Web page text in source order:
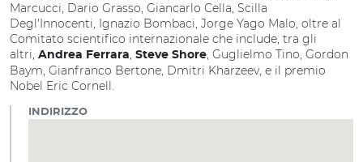
Marcucci, Dario Grasso, Giancarlo Cella, Scilla
Degl'Innocenti, Ignazio Bombaci, Jorge Yago Malo, oltre al
Comitato scientifico internazionale che include, tra gli
altri, Andrea Ferrara, Steve Shore, Guglielmo Tino, Gordon
Baym, Gianfranco Bertone, Dmitri Kharzeev, e il premio
Nobel Eric Cornell.
INDIRIZZO